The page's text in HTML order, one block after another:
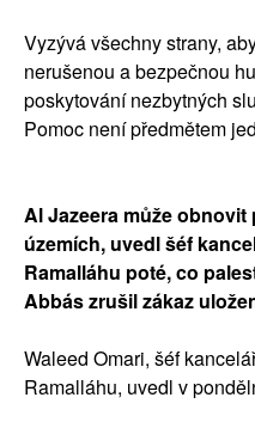
Vyzývá všechny strany,
nerušenou a bezpečnou
poskytování nezbytných
Pomoc není předmětem
Al Jazeera může
územích, uvedl šéf
Ramalláhu poté, co
Abbás zrušil zákaz
Waleed Omari, šéf
Ramalláhu, uvedl v